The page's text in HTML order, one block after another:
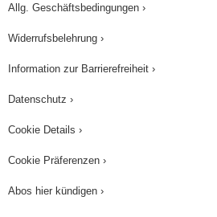
Allg. Geschäftsbedingungen ›
Widerrufsbelehrung ›
Information zur Barrierefreiheit ›
Datenschutz ›
Cookie Details ›
Cookie Präferenzen ›
Abos hier kündigen ›